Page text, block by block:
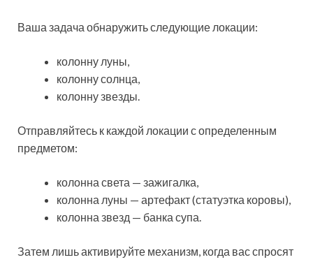
Ваша задача обнаружить следующие локации:
колонну луны,
колонну солнца,
колонну звезды.
Отправляйтесь к каждой локации с определенным
предметом:
колонна света — зажигалка,
колонна луны — артефакт (статуэтка коровы),
колонна звезд — банка супа.
Затем лишь активируйте механизм, когда вас спросят